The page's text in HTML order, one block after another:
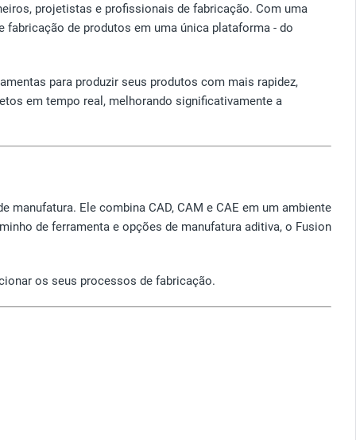
projetistas e profissionais de fabricação. Com uma
de produtos em uma única plataforma - do
para produzir seus produtos com mais rapidez,
em tempo real, melhorando significativamente a
Ele combina CAD, CAM e CAE em um ambiente
de ferramenta e opções de manufatura aditiva, o Fusion
os seus processos de fabricação.